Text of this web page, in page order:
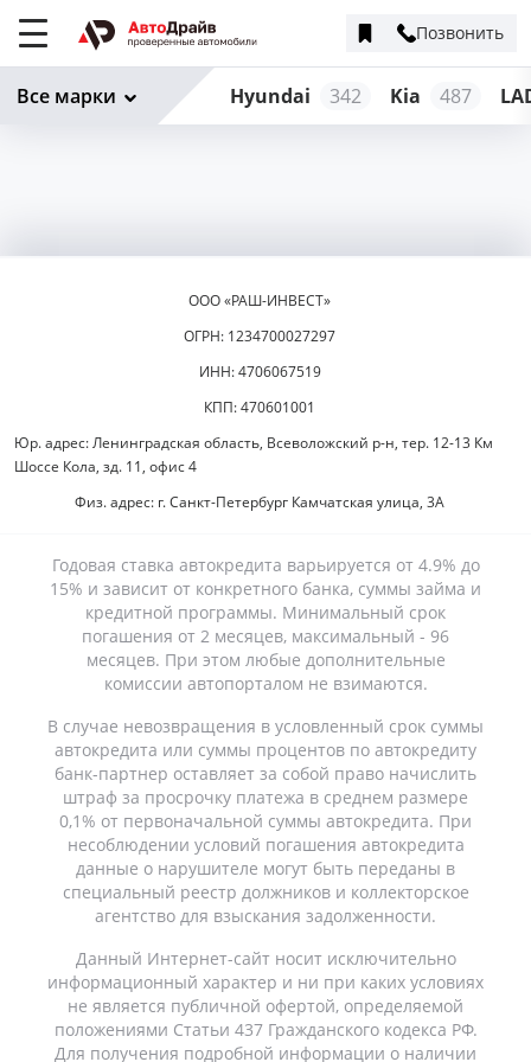
Позвонить
Hyundai 342 Kia 487
Все марки
ООО «РАШ-ИНВЕСТ»
ОГРН: 1234700027297
ИНН: 4706067519
КПП: 470601001
Юр. адрес: Ленинградская область, Всеволожский р-н, тер. 12-13 Км
Шоссе Кола, зд. 11, офис 4
Физ. адрес: г. Санкт-Петербург Камчатская улица, 3А
Годовая ставка автокредита варьируется от 4.9% до
15% и зависит от конкретного банка, суммы займа и
кредитной программы. Минимальный срок
погашения от 2 месяцев, максимальный - 96
месяцев. При этом любые дополнительные
комиссии автопорталом не взимаются.
В случае невозвращения в условленный срок суммы
автокредита или суммы процентов по автокредиту
банк-партнер оставляет за собой право начислить
штраф за просрочку платежа в среднем размере
0,1% от первоначальной суммы автокредита. При
несоблюдении условий погашения автокредита
данные о нарушителе могут быть переданы в
специальный реестр должников и коллекторское
агентство для взыскания задолженности.
Данный Интернет-сайт носит исключительно
информационный характер и ни при каких условиях
не является публичной офертой, определяемой
положениями Статьи 437 Гражданского кодекса РФ.
Для получения подробной информации о наличии